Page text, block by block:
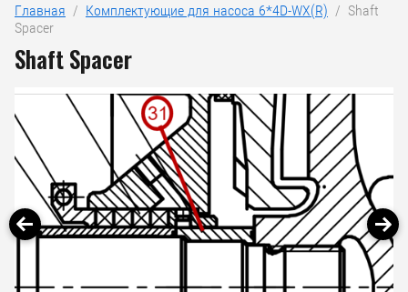
Главная
  /
Комплектующие для насоса 6*4D-WX(R)
  /  Shaft
Spacer
Shaft Spacer